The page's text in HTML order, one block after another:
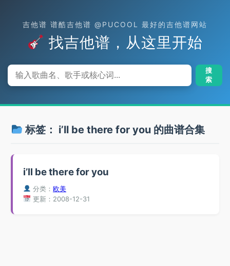
吉他谱 谱酷吉他谱 @PUCOOL 最好的吉他谱网站
找吉他谱，从这里开始
搜
索
标签： i’ll be there for you的曲谱合集
i’ll be there for you
分类：欧美
更新：2008-12-31